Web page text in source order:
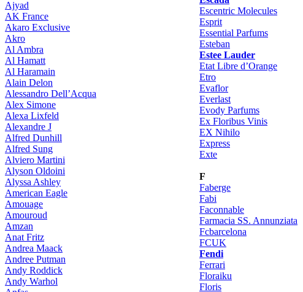
Ajyad
AK France
Akaro Exclusive
Akro
Al Ambra
Al Hamatt
Al Haramain
Alain Delon
Alessandro Dell’Acqua
Alex Simone
Alexa Lixfeld
Alexandre J
Alfred Dunhill
Alfred Sung
Alviero Martini
Alyson Oldoini
Alyssa Ashley
American Eagle
Amouage
Amouroud
Amzan
Anat Fritz
Andrea Maack
Andree Putman
Andy Roddick
Andy Warhol
Escentric Molecules
Esprit
Essential Parfums
Esteban
Estee Lauder
Etat Libre d’Orange
Etro
Evaflor
Everlast
Evody Parfums
Ex Floribus Vinis
EX Nihilo
Express
Exte
F
Faberge
Fabi
Faconnable
Farmacia SS. Annunziata
Fcbarcelona
FCUK
Fendi
Ferrari
Floraiku
Floris